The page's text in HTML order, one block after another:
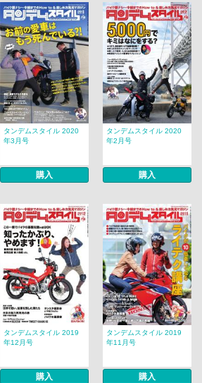
タンデムスタイル 2020
年3月号
購入
タンデムスタイル 2020
年2月号
購入
タンデムスタイル 2019
年12月号
購入
タンデムスタイル 2019
年11月号
購入